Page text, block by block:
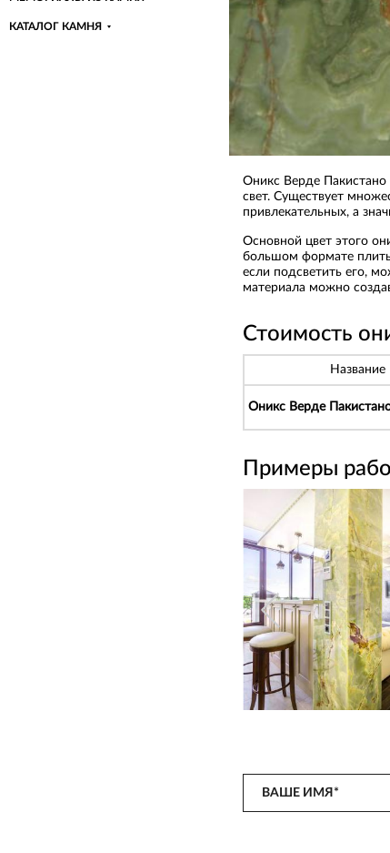
КАТАЛОГ КАМНЯ
Оникс Верде Пакистано
свет. Существует
привлекательных, а
Основной цвет этого
большом формате
если подсветить его,
материала можно
Стоимость
Название
Оникс Верде
Примеры